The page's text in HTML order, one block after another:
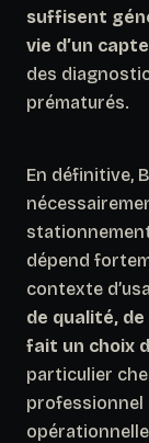
suffisent
vie d’un
des
prématurés.
En définitive,
dépend
contexte
de qualité,
fait un choix
particulier
professionnel